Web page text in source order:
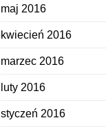
maj 2016
kwiecień 2016
marzec 2016
luty 2016
styczeń 2016